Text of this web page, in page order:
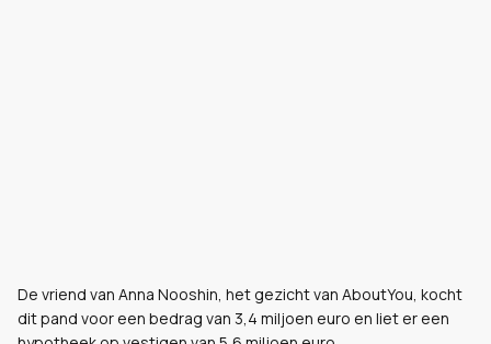
De vriend van Anna Nooshin, het gezicht van AboutYou, kocht
dit pand voor een bedrag van 3,4 miljoen euro en liet er een